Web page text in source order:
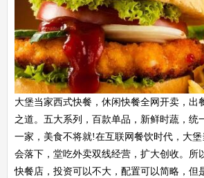
大堡当家西式快餐，休闲快餐全网开卖，出
之道。五大系列，百款单品，新鲜时蔬，统
一家，美食不将就!在互联网餐饮时代，大
会落下，堂吃外卖双线经营，扩大创收。所
快餐店，投资可以不大，配置可以简略，但